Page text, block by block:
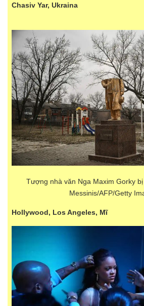
Chasiv Yar, Ukraina
Tượng nhà văn Nga Maxim Gorky
Messinis/AFP/Getty
Hollywood, Los Angeles, Mĩ